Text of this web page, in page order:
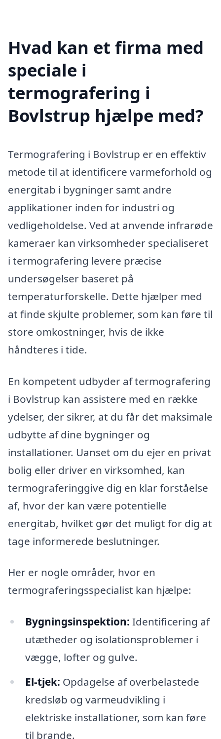
Hvad kan et firma med
speciale i
termografering i
Bovlstrup hjælpe med?
Termografering i Bovlstrup er en effektiv
metode til at identificere varmeforhold og
energitab i bygninger samt andre
applikationer inden for industri og
vedligeholdelse. Ved at anvende infrarøde
kameraer kan virksomheder specialiseret
i termografering levere præcise
undersøgelser baseret på
temperaturforskelle. Dette hjælper med
at finde skjulte problemer, som kan føre til
store omkostninger, hvis de ikke
håndteres i tide.
En kompetent udbyder af termografering
i Bovlstrup kan assistere med en række
ydelser, der sikrer, at du får det maksimale
udbytte af dine bygninger og
installationer. Uanset om du ejer en privat
bolig eller driver en virksomhed, kan
termograferinggive dig en klar forståelse
af, hvor der kan være potentielle
energitab, hvilket gør det muligt for dig at
tage informerede beslutninger.
Her er nogle områder, hvor en
termograferingsspecialist kan hjælpe:
Bygningsinspektion: Identificering af
utætheder og isolationsproblemer i
vægge, lofter og gulve.
El-tjek: Opdagelse af overbelastede
kredsløb og varmeudvikling i
elektriske installationer, som kan føre
til brande.